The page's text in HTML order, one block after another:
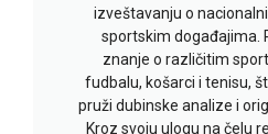
izveštavanju o
sportskim događajima.
znanje o različitim
fudbalu, košarci i tenisu,
pruži dubinske analize i
Kroz svoju ulogu na čelu